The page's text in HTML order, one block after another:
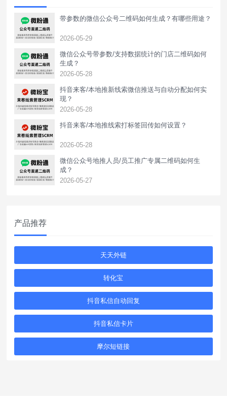
带参数的微信公众号二维码如何生成？有哪些用途？
2026-05-29
微信公众号带参数/支持数据统计的门店二维码如何
生成？
2026-05-28
抖音来客/本地推新线索微信推送与自动分配如何实
现？
2026-05-28
抖音来客/本地推线索打标签回传如何设置？
2026-05-28
‌微信公众号地推人员/员工推广专属二维码如何生
成？
2026-05-27
产品推荐
天天外链
转化宝
抖音私信自动回复
抖音私信卡片
摩尔短链接